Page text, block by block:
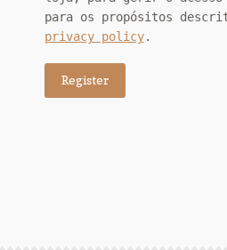
para os propósitos
privacy policy.
Register